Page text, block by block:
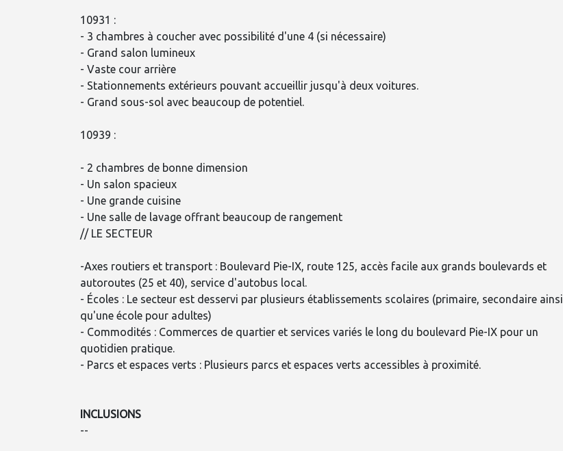
10931 :
- 3 chambres à coucher avec possibilité d'une 4 (si nécessaire)
- Grand salon lumineux
- Vaste cour arrière
- Stationnements extérieurs pouvant accueillir jusqu'à deux voitures.
- Grand sous-sol avec beaucoup de potentiel.
10939 :
- 2 chambres de bonne dimension
- Un salon spacieux
- Une grande cuisine
- Une salle de lavage offrant beaucoup de rangement
// LE SECTEUR
-Axes routiers et transport : Boulevard Pie-IX, route 125, accès facile aux grands boulevards et
autoroutes (25 et 40), service d'autobus local.
- Écoles : Le secteur est desservi par plusieurs établissements scolaires (primaire, secondaire ainsi
qu'une école pour adultes)
- Commodités : Commerces de quartier et services variés le long du boulevard Pie-IX pour un
quotidien pratique.
- Parcs et espaces verts : Plusieurs parcs et espaces verts accessibles à proximité.
INCLUSIONS
--